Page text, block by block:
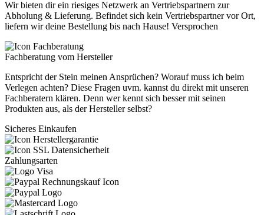
Wir bieten dir ein riesiges Netzwerk an Vertriebspartnern zur
Abholung & Lieferung. Befindet sich kein Vertriebspartner vor Ort,
liefern wir deine Bestellung bis nach Hause! Versprochen
Fachberatung vom Hersteller
Entspricht der Stein meinen Ansprüchen? Worauf muss ich beim
Verlegen achten? Diese Fragen uvm. kannst du direkt mit unseren
Fachberatern klären. Denn wer kennt sich besser mit seinen
Produkten aus, als der Hersteller selbst?
Sicheres Einkaufen
Zahlungsarten